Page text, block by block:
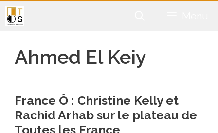
Aller
au
Ahmed El Keiy
France Ô : Christine Kelly et
Rachid Arhab sur le plateau de
Toutes les France